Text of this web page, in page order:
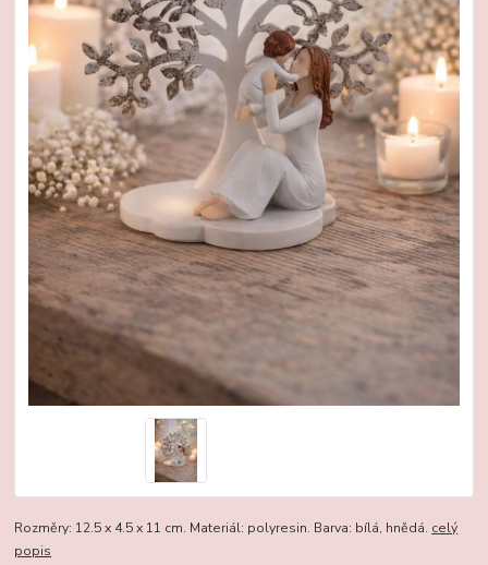
Rozměry: 12.5 x 4.5 x 11 cm. Materiál: polyresin. Barva: bílá, hnědá. celý
popis